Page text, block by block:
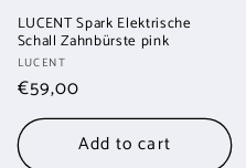
LUCENT Spark Elektrische
Schall Zahnbürste pink
Vendor:
LUCENT
Regular
price
€59,00
Add to cart